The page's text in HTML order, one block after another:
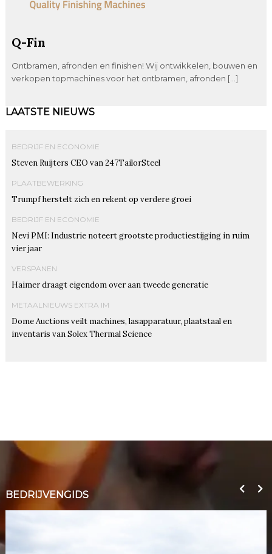
Q-Fin
Ontbramen, afronden en finishen! Wij ontwikkelen, bouwen en
verkopen topmachines voor het ontbramen, afronden […]
LAATSTE NIEUWS
BEDRIJF EN ECONOMIE
Steven Ruijters CEO van 247TailorSteel
PLAATBEWERKING
Trumpf herstelt zich en rekent op verdere groei
BEDRIJF EN ECONOMIE
Nevi PMI: Industrie noteert grootste productiestijging in ruim
vier jaar
VERSPANEN
Haimer draagt eigendom over aan tweede generatie
METAALNIEUWS EXTRA IM
Dome Auctions veilt machines, lasapparatuur, plaatstaal en
inventaris van Solex Thermal Science
BEDRIJVENGIDS